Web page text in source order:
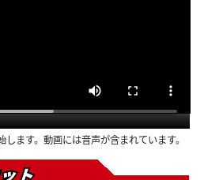
ます。動画には音声が含まれています。
ト